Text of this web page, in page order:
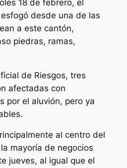
18 de febrero, el
desde una de las
a este cantón,
piedras, ramas,
de Riesgos, tres
afectadas con
por el aluvión, pero ya
al centro del
mayoría de negocios
jueves, al igual que el